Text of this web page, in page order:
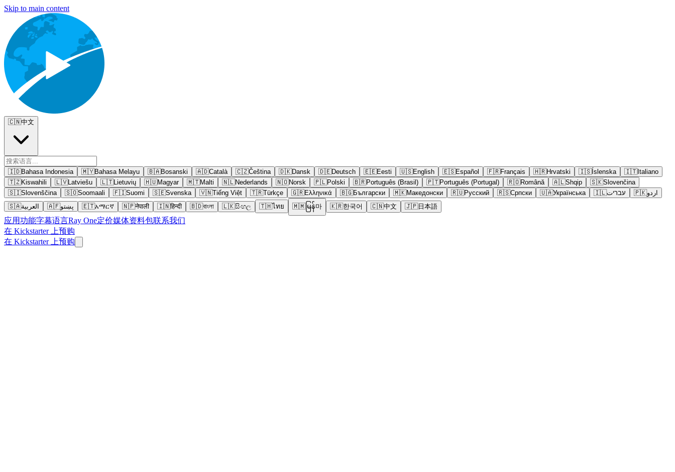
Skip to main content
🇨🇳中文
🇮🇩Bahasa Indonesia 🇲🇾Bahasa Melayu 🇧🇦Bosanski 🇦🇩Català 🇨🇿Čeština 🇩🇰Dansk 🇩🇪Deutsch 🇪🇪Eesti 🇺🇸English 🇪🇸Español 🇫🇷Français 🇭🇷Hrvatski 🇮🇸Íslenska 🇮🇹Italiano
🇹🇿Kiswahili 🇱🇻Latviešu 🇱🇹Lietuvių 🇭🇺Magyar 🇲🇹Malti 🇳🇱Nederlands 🇳🇴Norsk 🇵🇱Polski 🇧🇷Português (Brasil) 🇵🇹Português (Portugal) 🇷🇴Română 🇦🇱Shqip 🇸🇰Slovenčina
🇸🇮Slovenščina 🇸🇴Soomaali 🇫🇮Suomi 🇸🇪Svenska 🇻🇳Tiếng Việt 🇹🇷Türkçe 🇬🇷Ελληνικά 🇧🇬Български 🇲🇰Македонски 🇷🇺Русский 🇷🇸Српски 🇺🇦Українська 🇮🇱עבריت 🇵🇰اردو
🇸🇦العربية 🇦🇫پښتو 🇪🇹አማርኛ 🇳🇵नेपाली 🇮🇳हिन्दी 🇧🇩বাংলা 🇱🇰සිංහල 🇹🇭ไทย 🇲🇲မြန်마 🇰🇷한국어 🇨🇳中文 🇯🇵日本語
应用功能字幕语言Ray One定价媒体资料包联系我们
在 Kickstarter 上预购
在 Kickstarter 上预购